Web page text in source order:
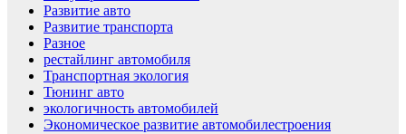
Развитие авто
Развитие транспорта
Разное
рестайлинг автомобиля
Транспортная экология
Тюнинг авто
экологичность автомобилей
Экономическое развитие автомобилестроения